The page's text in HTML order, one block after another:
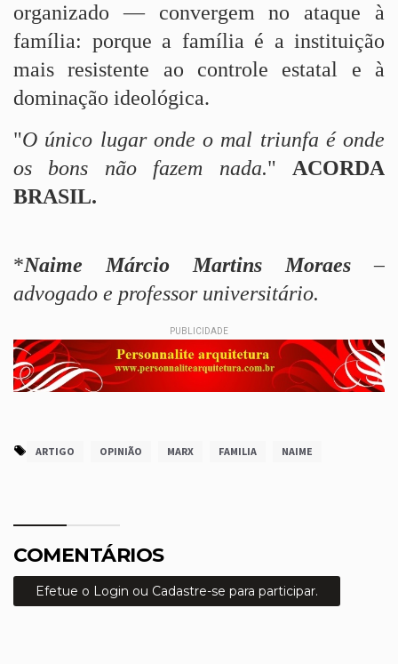
organizado — convergem no ataque à
família: porque a família é a instituição
mais resistente ao controle estatal e à
dominação ideológica.
"O único lugar onde o mal triunfa é onde
os bons não fazem nada." ACORDA
BRASIL.
*Naime Márcio Martins Moraes–
advogado e professor universitário.
PUBLICIDADE
ARTIGO OPINIÃO MARX FAMILIA NAIME
COMENTÁRIOS
Efetue o Login ou Cadastre-se para participar.